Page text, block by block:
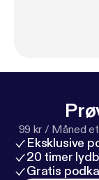
99 kr / Måned
Eksklusive
20 timer
Gratis